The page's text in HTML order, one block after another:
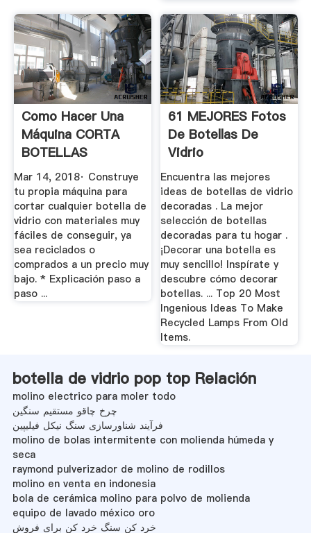
Como Hacer Una
Máquina CORTA
BOTELLAS
YouTube
Mar 14, 2018· Construye
tu propia máquina para
cortar cualquier botella de
vidrio con materiales muy
fáciles de conseguir, ya
sea reciclados o
comprados a un precio muy
bajo. * Explicación paso a
paso ...
61 MEJORES Fotos
De Botellas De
Vidrio
Decoradas【TOP
2019 ...
Encuentra las mejores
ideas de botellas de vidrio
decoradas . La mejor
selección de botellas
decoradas para tu hogar .
¡Decorar una botella es
muy sencillo! Inspírate y
descubre cómo decorar
botellas. ... Top 20 Most
Ingenious Ideas To Make
Recycled Lamps From Old
Items.
botella de vidrio pop top Relación
molino electrico para moler todo
چرخ چاقو مستقیم سنگین
فرآیند شناورسازی سنگ نیکل فیلیپین
molino de bolas intermitente con molienda húmeda y
seca
raymond pulverizador de molino de rodillos
molino en venta en indonesia
bola de cerámica molino para polvo de molienda
equipo de lavado méxico oro
خرد کن سنگ خرد کن برای فروش